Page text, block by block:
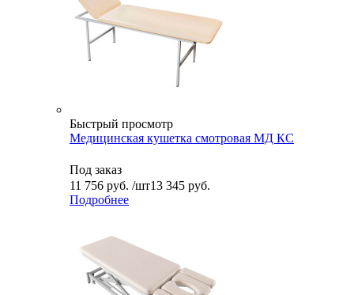
Быстрый просмотр
Медицинская кушетка смотровая МД КС
Под заказ
11 756 руб. /шт13 345 руб.
Подробнее